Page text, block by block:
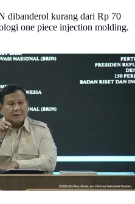
dibanderol kurang dari Rp 70
one piece injection molding.